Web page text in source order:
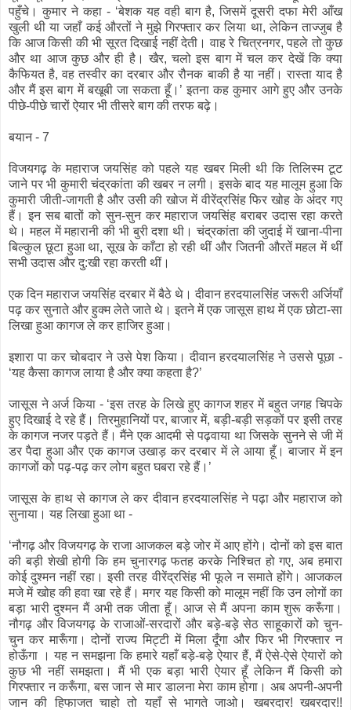
पहुँचे। कुमार ने कहा - ‘बेशक यह वही बाग है, जिसमें दूसरी दफा मेरी आँख
खुली थी या जहाँ कई औरतों ने मुझे गिरफ्तार कर लिया था, लेकिन ताज्जुब है
कि आज किसी की भी सूरत दिखाई नहीं देती। वाह रे चित्रनगर, पहले तो कुछ
और था आज कुछ और ही है। खैर, चलो इस बाग में चल कर देखें कि क्या
कैफियत है, वह तस्वीर का दरबार और रौनक बाकी है या नहीं। रास्ता याद है
और मैं इस बाग में बखूबी जा सकता हूँ।’ इतना कह कुमार आगे हुए और उनके
पीछे-पीछे चारों ऐयार भी तीसरे बाग की तरफ बढ़े।
बयान - 7
विजयगढ़ के महाराज जयसिंह को पहले यह खबर मिली थी कि तिलिस्म टूट
जाने पर भी कुमारी चंद्रकांता की खबर न लगी। इसके बाद यह मालूम हुआ कि
कुमारी जीती-जागती है और उसी की खोज में वीरेंद्रसिंह फिर खोह के अंदर गए
हैं। इन सब बातों को सुन-सुन कर महाराज जयसिंह बराबर उदास रहा करते
थे। महल में महारानी की भी बुरी दशा थी। चंद्रकांता की जुदाई में खाना-पीना
बिल्कुल छूटा हुआ था, सूख के काँटा हो रही थीं और जितनी औरतें महल में थीं
सभी उदास और दु:खी रहा करती थीं।
एक दिन महाराज जयसिंह दरबार में बैठे थे। दीवान हरदयालसिंह जरूरी अर्जियाँ
पढ़ कर सुनाते और हुक्म लेते जाते थे। इतने में एक जासूस हाथ में एक छोटा-सा
लिखा हुआ कागज ले कर हाजिर हुआ।
इशारा पा कर चोबदार ने उसे पेश किया। दीवान हरदयालसिंह ने उससे पूछा -
‘यह कैसा कागज लाया है और क्या कहता है?’
जासूस ने अर्ज किया - ‘इस तरह के लिखे हुए कागज शहर में बहुत जगह चिपके
हुए दिखाई दे रहे हैं। तिरमुहानियों पर, बाजार में, बड़ी-बड़ी सड़कों पर इसी तरह
के कागज नजर पड़ते हैं। मैंने एक आदमी से पढ़वाया था जिसके सुनने से जी में
डर पैदा हुआ और एक कागज उखाड़ कर दरबार में ले आया हूँ। बाजार में इन
कागजों को पढ़-पढ़ कर लोग बहुत घबरा रहे हैं।’
जासूस के हाथ से कागज ले कर दीवान हरदयालसिंह ने पढ़ा और महाराज को
सुनाया। यह लिखा हुआ था -
‘नौगढ़ और विजयगढ़ के राजा आजकल बड़े जोर में आए होंगे। दोनों को इस बात
की बड़ी शेखी होगी कि हम चुनारगढ़ फतह करके निश्चित हो गए, अब हमारा
कोई दुश्मन नहीं रहा। इसी तरह वीरेंद्रसिंह भी फूले न समाते होंगे। आजकल
मजे में खोह की हवा खा रहे हैं। मगर यह किसी को मालूम नहीं कि उन लोगों का
बड़ा भारी दुश्मन मैं अभी तक जीता हूँ। आज से मैं अपना काम शुरू करूँगा।
नौगढ़ और विजयगढ़ के राजाओं-सरदारों और बड़े-बड़े सेठ साहूकारों को चुन-
चुन कर मारूँगा। दोनों राज्य मिट्टी में मिला दूँगा और फिर भी गिरफ्तार न
होऊँगा । यह न समझना कि हमारे यहाँ बड़े-बड़े ऐयार हैं, मैं ऐसे-ऐसे ऐयारों को
कुछ भी नहीं समझता। मैं भी एक बड़ा भारी ऐयार हूँ लेकिन मैं किसी को
गिरफ्तार न करूँगा, बस जान से मार डालना मेरा काम होगा। अब अपनी-अपनी
जान की हिफाजत चाहो तो यहाँ से भागते जाओ। खबरदार! खबरदार!!